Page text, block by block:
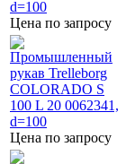
Цена по запросу
Цена по запросу